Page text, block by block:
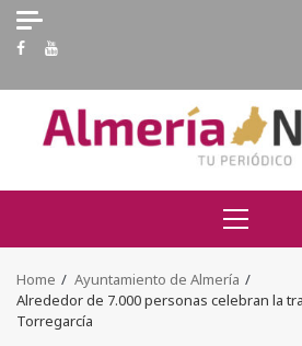
Skip
content
Facebook
Youtube
Primary
Menu
Home
Ayuntamiento de Almería
Alrededor de 7.000 personas celebran la
Torregarcía